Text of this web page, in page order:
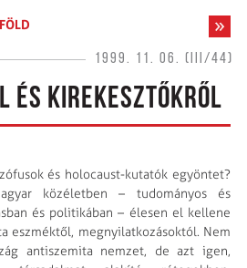
1999. 11. 06. (III/44)
ÉS KIREKESZTŐKRŐL
és holocaust-kutatók egyöntet?
közéletben – tudományos és
és politikában – élesen el kellene
eszméktől, megnyilatkozásoktól. Nem
antiszemita nemzet, de azt igen,